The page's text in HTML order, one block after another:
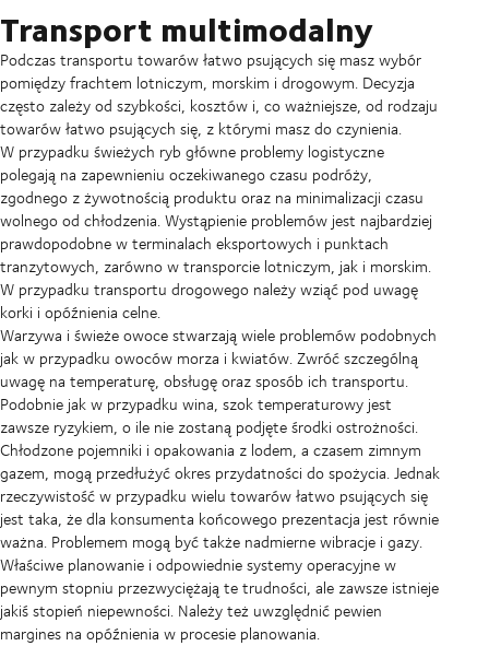
Transport multimodalny
Podczas transportu towarów łatwo psujących się masz wybór
pomiędzy frachtem lotniczym, morskim i drogowym. Decyzja
często zależy od szybkości, kosztów i, co ważniejsze, od rodzaju
towarów łatwo psujących się, z którymi masz do czynienia.
W przypadku świeżych ryb główne problemy logistyczne
polegają na zapewnieniu oczekiwanego czasu podróży,
zgodnego z żywotnością produktu oraz na minimalizacji czasu
wolnego od chłodzenia. Wystąpienie problemów jest najbardziej
prawdopodobne w terminalach eksportowych i punktach
tranzytowych, zarówno w transporcie lotniczym, jak i morskim.
W przypadku transportu drogowego należy wziąć pod uwagę
korki i opóźnienia celne.
Warzywa i świeże owoce stwarzają wiele problemów podobnych
jak w przypadku owoców morza i kwiatów. Zwróć szczególną
uwagę na temperaturę, obsługę oraz sposób ich transportu.
Podobnie jak w przypadku wina, szok temperaturowy jest
zawsze ryzykiem, o ile nie zostaną podjęte środki ostrożności.
Chłodzone pojemniki i opakowania z lodem, a czasem zimnym
gazem, mogą przedłużyć okres przydatności do spożycia. Jednak
rzeczywistość w przypadku wielu towarów łatwo psujących się
jest taka, że dla konsumenta końcowego prezentacja jest równie
ważna. Problemem mogą być także nadmierne wibracje i gazy.
Właściwe planowanie i odpowiednie systemy operacyjne w
pewnym stopniu przezwyciężają te trudności, ale zawsze istnieje
jakiś stopień niepewności. Należy też uwzględnić pewien
margines na opóźnienia w procesie planowania.